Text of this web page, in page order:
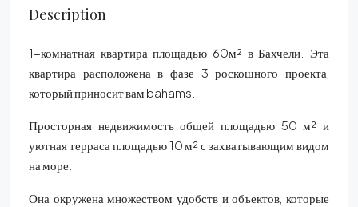
Description
1-комнатная квартира площадью 60м² в Бахчели. Эта
квартира расположена в фазе 3 роскошного проекта,
который приносит вам bahams.
Просторная недвижимость общей площадью 50 м² и
уютная терраса площадью 10 м² с захватывающим видом
на море.
Она окружена множеством удобств и объектов, которые